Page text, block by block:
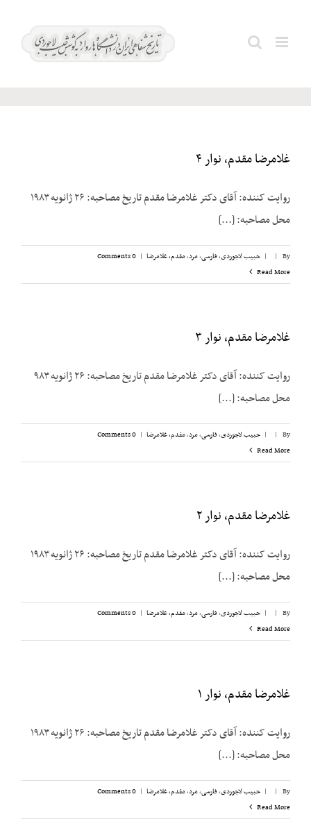
مقدم،
غلامرضا مقدم، نوار ۴
روایت کننده: آقای دکتر غلامرضا مقدم تاریخ مصاحبه: ۲۶ ژانویه ۱۹۸۳
محل مصاحبه: [...]
By
|
| حبیب لاجوردی,فارسی,مرد,مقدم، غلامرضا |
0 Comments
Read More
غلامرضا مقدم، نوار ۳
روایت کننده: آقای دکتر غلامرضا مقدم تاریخ مصاحبه: ۲۶ ژانویه ۹۸۳
محل مصاحبه: [...]
By
|
| حبیب لاجوردی,فارسی,مرد,مقدم، غلامرضا |
0 Comments
Read More
غلامرضا مقدم، نوار ۲
روایت کننده: آقای دکتر غلامرضا مقدم تاریخ مصاحبه: ۲۶ ژانویه ۱۹۸۳
محل مصاحبه: [...]
By
|
| حبیب لاجوردی,فارسی,مرد,مقدم، غلامرضا |
0 Comments
Read More
غلامرضا مقدم، نوار ۱
روایت کننده: آقای دکتر غلامرضا مقدم تاریخ مصاحبه: ۲۶ ژانویه ۱۹۸۳
محل مصاحبه: [...]
By
|
| حبیب لاجوردی,فارسی,مرد,مقدم، غلامرضا |
0 Comments
Read More